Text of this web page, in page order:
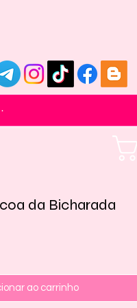
da Bicharada
ao carrinho